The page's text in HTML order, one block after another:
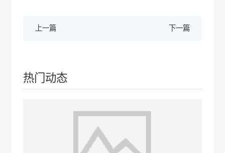
上一篇 下一篇
热门动态